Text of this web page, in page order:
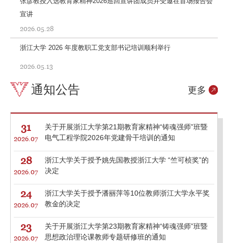
宣讲
2026.05.28
浙江大学 2026 年度教职工党支部书记培训顺利举行
2026.05.13
通知公告 更多
31
2026.07
关于开展浙江大学第21期教育家精神“铸魂强师”班暨
电气工程学院2026年党建骨干培训的通知
28
2026.07
浙江大学关于授予姚先国教授浙江大学 “竺可桢奖”的
决定
24
2026.07
浙江大学关于授予潘丽萍等10位教师浙江大学永平奖
教金的决定
23
2026.07
关于开展浙江大学第23期教育家精神“铸魂强师”班暨
思想政治理论课教师专题研修班的通知